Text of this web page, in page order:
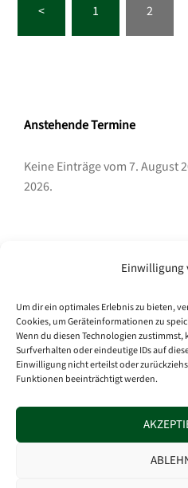
Einwilligung
Um dir ein optimales Erlebnis zu bieten,
Cookies, um Geräteinformationen zu
Wenn du diesen Technologien zustimmst,
Surfverhalten oder eindeutige IDs auf
Einwilligung nicht erteilst oder
Funktionen beeinträchtigt werden.
der
Beiträge
< 1 2
Anstehende Termine
Keine Einträge vom 7. August
2026.
Archiv
Kategorien